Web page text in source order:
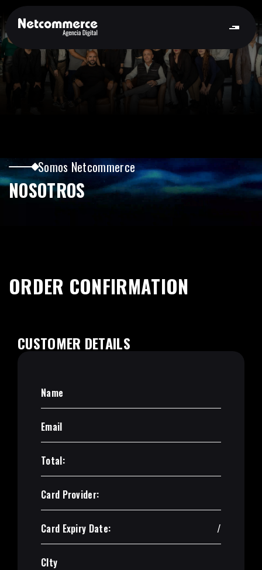
Somos Netcommerce
NOSOTROS
ORDER CONFIRMATION
CUSTOMER DETAILS
Name
Email
Total:
Card Provider:
Card Expiry Date: /
CIty